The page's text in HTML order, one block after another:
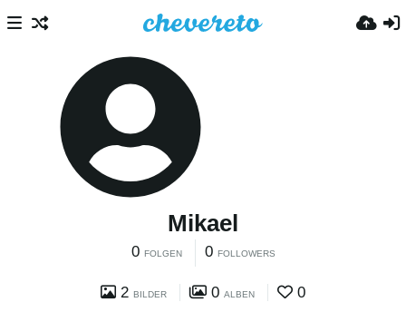
Mikael
0 FOLGEN 0 FOLLOWERS
2 BILDER 0 ALBEN 0